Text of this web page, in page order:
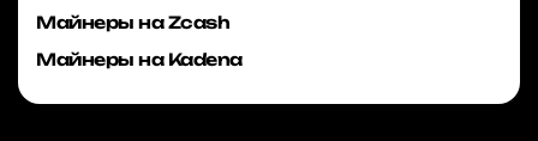
Майнеры на Zcash
Майнеры на Kadena